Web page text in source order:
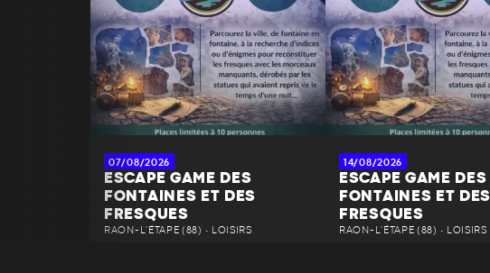
07/08/2026
ESCAPE GAME DES
FONTAINES ET DES
FRESQUES
RAON-L'ÉTAPE (88) • LOISIRS
14/08/2026
ESCAPE GAME DES
FONTAINES ET DES
FRESQUES
RAON-L'ÉTAPE (88) • LOISIRS